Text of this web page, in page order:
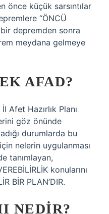
önce küçük sarsıntılar
“ÖNCÜ
bir depremden sonra
meydana gelmeye
AFAD?
Afet Hazırlık Planı
göz önünde
durumlarda bu
nelerin uygulanması
tanımlayan,
konularını
BİR PLAN’DIR.
NEDIR?